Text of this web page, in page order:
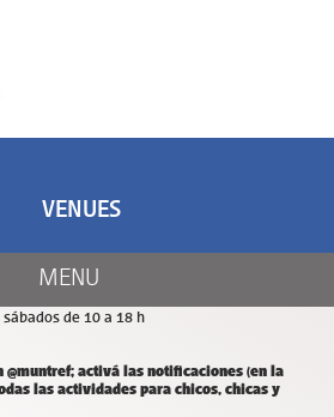
de MUNTREF
De miércoles a domingos de 11 a 18 h.
sábados de 10 a 18 h
@muntref; activá las notificaciones (en la
las actividades para chicos, chicas y
MENU
VENUES